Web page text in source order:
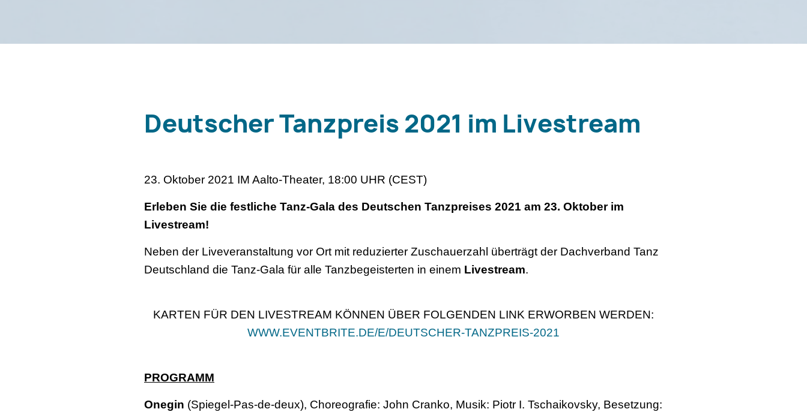
Deutscher Tanzpreis 2021 im Livestream
23. Oktober 2021 IM Aalto-Theater, 18:00 UHR (CEST)
Erleben Sie die festliche Tanz-Gala des Deutschen Tanzpreises 2021 am 23. Oktober im
Livestream!
Neben der Liveveranstaltung vor Ort mit reduzierter Zuschauerzahl überträgt der Dachverband Tanz
Deutschland die Tanz-Gala für alle Tanzbegeisterten in einem Livestream.
KARTEN FÜR DEN LIVESTREAM KÖNNEN ÜBER FOLGENDEN LINK ERWORBEN WERDEN:
WWW.EVENTBRITE.DE/E/DEUTSCHER-TANZPREIS-2021
PROGRAMM
Onegin (Spiegel-Pas-de-deux), Choreografie: John Cranko, Musik: Piotr I. Tschaikovsky, Besetzung: